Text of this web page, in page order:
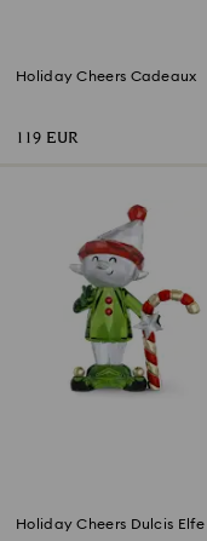
Holiday Cheers Cadeaux
119 EUR
Holiday Cheers Dulcis